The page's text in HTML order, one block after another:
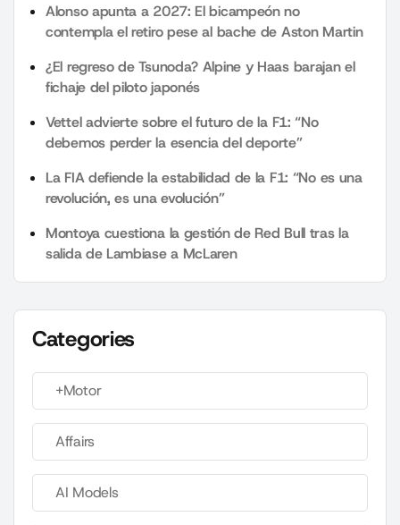
Alonso apunta a 2027: El bicampeón no
contempla el retiro pese al bache de Aston Martin
¿El regreso de Tsunoda? Alpine y Haas barajan el
fichaje del piloto japonés
Vettel advierte sobre el futuro de la F1: “No
debemos perder la esencia del deporte”
La FIA defiende la estabilidad de la F1: “No es una
revolución, es una evolución”
Montoya cuestiona la gestión de Red Bull tras la
salida de Lambiase a McLaren
Categories
+Motor
Affairs
AI Models